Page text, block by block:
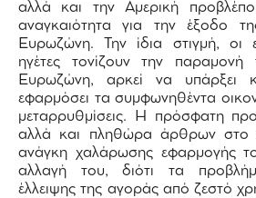
αλλά και την Αμερική
αναγκαιότητα για την έξοδο
Ευρωζώνη. Την ίδια στιγμή, οι
ηγέτες τονίζουν την
Ευρωζώνη, αρκεί να υπάρξει
εφαρμόσει τα συμφωνηθέντα
μεταρρυθμίσεις. Η πρόσφατη
αλλά και πληθώρα άρθρων στο
ανάγκη χαλάρωσης εφαρμογής
αλλαγή του, διότι τα
έλλειψης της αγοράς από ζεστό